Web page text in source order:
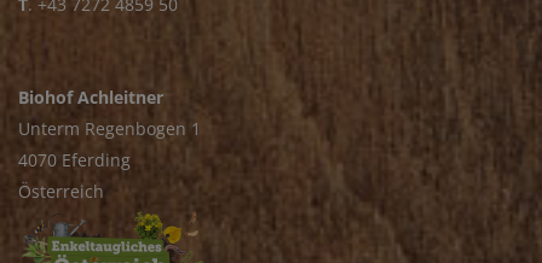
Biohof Achleitner
Unterm Regenbogen 1
4070 Eferding
Österreich